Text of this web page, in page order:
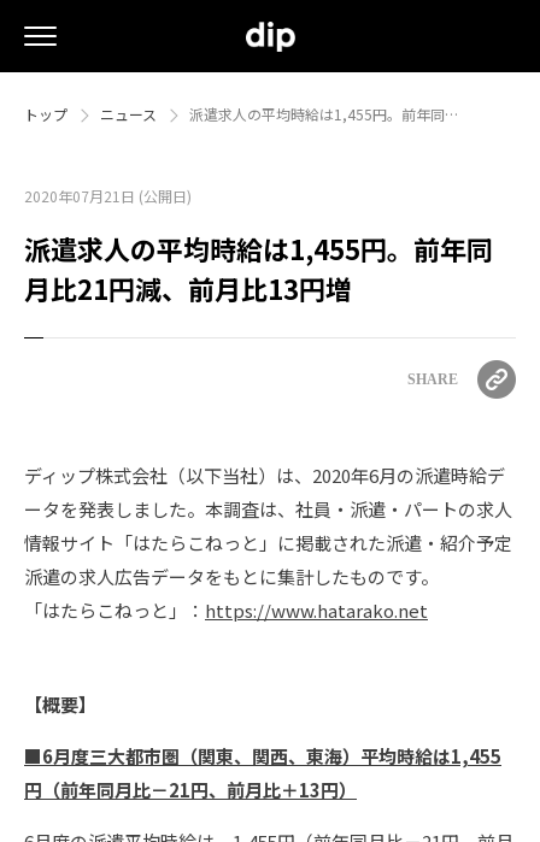
トップ ニュース 派遣求人の平均時給は1,455円。前年同…
2020年07月21日 (公開日)
派遣求人の平均時給は1,455円。前年同
月比21円減、前月比13円増
SHARE
ディップ株式会社（以下当社）は、2020年6月の派遣時給デ
ータを発表しました。本調査は、社員・派遣・パートの求人
情報サイト「はたらこねっと」に掲載された派遣・紹介予定
派遣の求人広告データをもとに集計したものです。
「はたらこねっと」： https://www.hatarako.net
【概要】
■6月度三大都市圏（関東、関西、東海）平均時給は1,455
円（前年同月比－21円、前月比＋13円）